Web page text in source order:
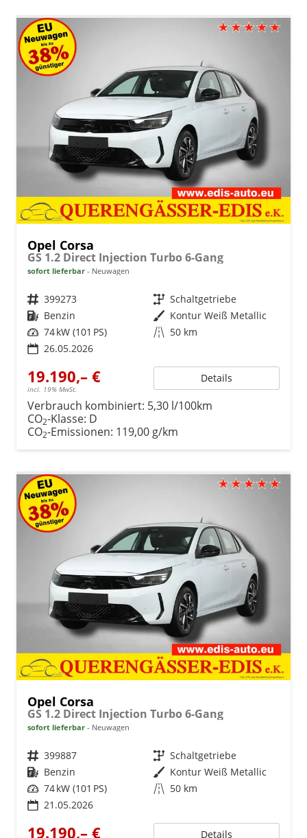
Opel Corsa
GS 1.2 Direct Injection Turbo 6-Gang
sofort lieferbar Neuwagen
Fahrzeugnr. 399273 Getriebe Schaltgetriebe
Kraftstoff Benzin Außenfarbe Kontur Weiß Metallic
Leistung 74 kW (101 PS) Kilometerstand 50 km
26.05.2026
19.190,– €
incl. 19% MwSt.
Details
Verbrauch kombiniert: 5,30 l/100km
CO2-Klasse: D
CO2-Emissionen: 119,00 g/km
Opel Corsa
GS 1.2 Direct Injection Turbo 6-Gang
sofort lieferbar Neuwagen
Fahrzeugnr. 399887 Getriebe Schaltgetriebe
Kraftstoff Benzin Außenfarbe Kontur Weiß Metallic
Leistung 74 kW (101 PS) Kilometerstand 50 km
21.05.2026
19.190,– € Details